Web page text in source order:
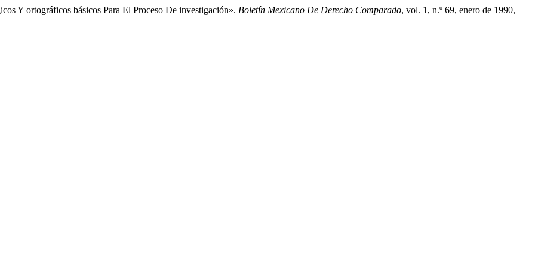
Y ortográficos básicos Para El Proceso De investigación». Boletín Mexicano De Derecho Comparado, vol. 1, n.º 69, enero de 1990,